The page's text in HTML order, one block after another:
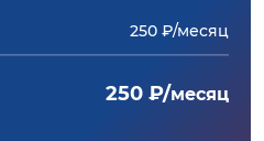
250 ₽/месяц
250 ₽/месяц